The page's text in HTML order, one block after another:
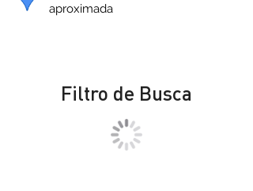
aproximada
Filtro de Busca